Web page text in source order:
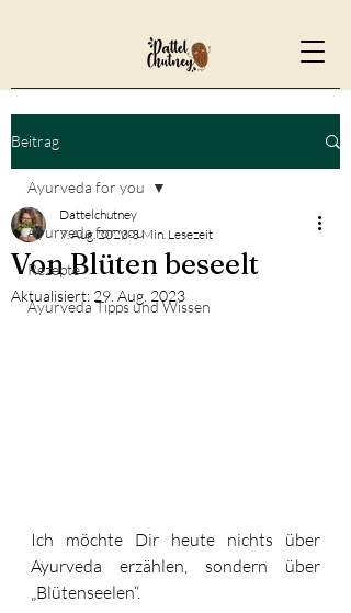
Beitrag
Ayurveda for you
Rezepte
Ayurveda Tipps und Wissen
Ayurveda for you
Von Blüten beseelt
Dattelchutney
7. Aug. 2023 3 Min. Lesezeit
Aktualisiert: 29. Aug. 2023
Ich möchte Dir heute nichts über
Ayurveda erzählen, sondern über
„Blütenseelen“.